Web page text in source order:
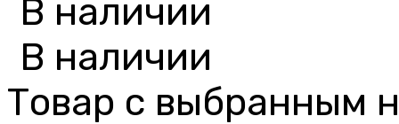
В наличии
В наличии
Товар с выбранным